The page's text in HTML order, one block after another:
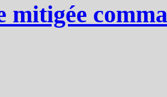
mitigée